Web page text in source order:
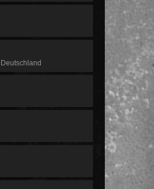
Deutschland